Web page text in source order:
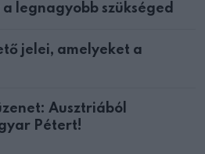
legnagyobb szükséged
jelei, amelyeket a
Ausztriából
Pétert!